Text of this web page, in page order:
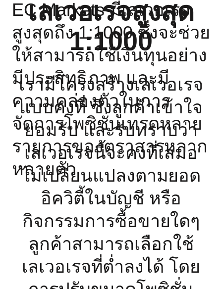
EC Markets มีเลเวอเรจ
สูงสุดถึง 1:1000 ซึ่งจะช่วย
ให้สามารถใช้เงินทุนอย่าง
มีประสิทธิภาพ และมี
ความคล่องตัวในการ
จัดการโพซิชั่นเทรดหลาย
รายการของตราสารหลาก
หลายตัว
เลเวอเรจสูงสุด
1:1000
เรามีโครงสร้างเลเวอเรจ
แบบคงที่ ซึ่งลูกค้าเข้าใจ
ยอมรับ และรับทราบว่า
เลเวอเรจนี้จะคงที่เสมอ
ไม่เปลี่ยนแปลงตามยอด
อิควิตี้ในบัญชี หรือ
กิจกรรมการซื้อขายใดๆ
ลูกค้าสามารถเลือกใช้
เลเวอเรจที่ต่ำลงได้ โดย